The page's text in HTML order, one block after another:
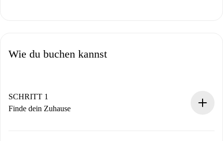
Wie du buchen kannst
SCHRITT 1
Finde dein Zuhause